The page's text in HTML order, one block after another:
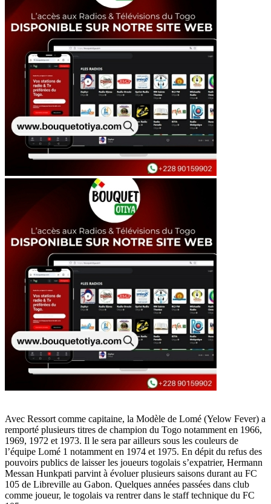
Avec Ressort comme capitaine, la Modèle de Lomé (Yelow Fever) a
remporté plusieurs titres de champion du Togo notamment en 1966,
1969, 1972 et 1973. Il le sera par ailleurs sous les couleurs de
l’équipe Lomé 1 notamment en 1974 et 1975. En dépit du refus des
pouvoirs publics de laisser les joueurs togolais s’expatrier, Hermann
Messan Hunkpati parvint à évoluer plusieurs saisons durant au FC
105 de Libreville au Gabon. Quelques années passées dans club
comme joueur, le togolais va rentrer dans le staff technique du FC